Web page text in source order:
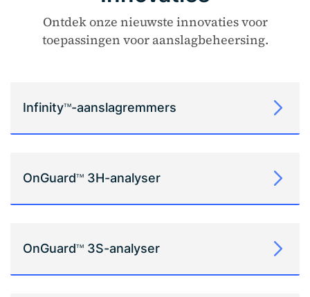
Ontdek onze nieuwste innovaties voor
toepassingen voor aanslagbeheersing.
InfinityTM-aanslagremmers
OnGuardTM 3H-analyser
OnGuardTM 3S-analyser